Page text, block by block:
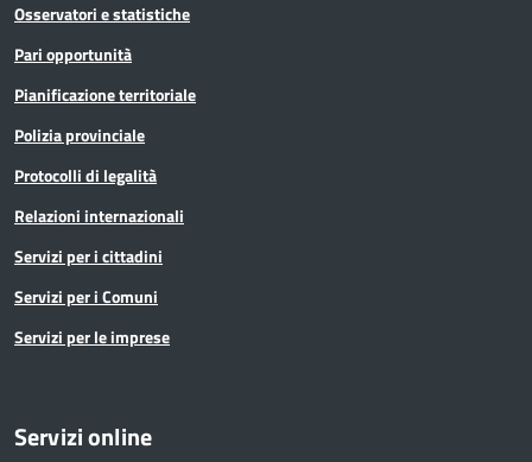
Osservatori e statistiche
Pari opportunità
Pianificazione territoriale
Polizia provinciale
Protocolli di legalità
Relazioni internazionali
Servizi per i cittadini
Servizi per i Comuni
Servizi per le imprese
Servizi online